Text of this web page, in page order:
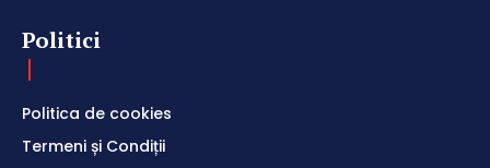
Politici
Politica de cookies
Termeni și Condiții